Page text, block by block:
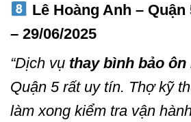
Lê Hoàng Anh – Quận
– 29/06/2025
“Dịch vụ thay bình bảo ôn
Quận 5 rất uy tín. Thợ kỹ
làm xong kiểm tra vận